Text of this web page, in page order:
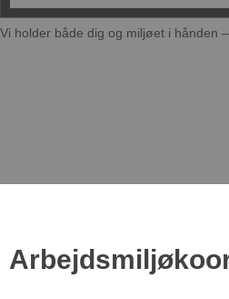
Vi holder både dig og miljøet i hånden